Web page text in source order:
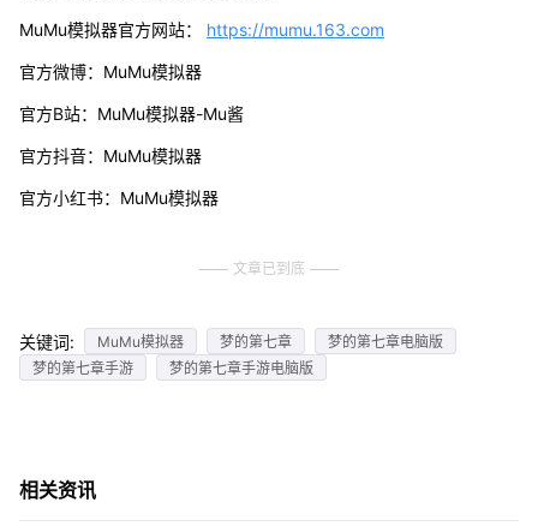
MuMu模拟器官方网站： https://mumu.163.com
官方微博：MuMu模拟器
官方B站：MuMu模拟器-Mu酱
官方抖音：MuMu模拟器
官方小红书：MuMu模拟器
文章已到底
关键词: MuMu模拟器 梦的第七章
梦的第七章电脑版
梦的第七章手游
梦的第七章手游电脑版
相关资讯